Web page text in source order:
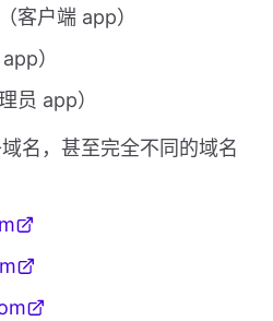
客户端 app）
）
员 app）
名，甚至完全不同的域名